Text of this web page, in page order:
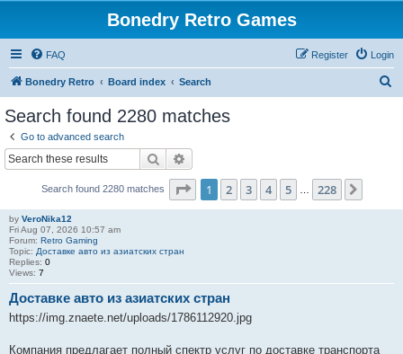
Bonedry Retro Games
FAQ Login
Register
Bonedry Retro Board index Search
Search found 2280 matches
Go to advanced search
Search
Search found 2280 matches Page 1of 228
1 2 3 4 5 228
by VeroNika12
Fri Aug 07, 2026 10:57 am
Forum: Retro Gaming
Topic: Доставке авто из азиатских стран
Replies: 0
Views: 7
Доставке авто из азиатских стран
https://img.znaete.net/uploads/1786112920.jpg
Компания предлагает полный спектр услуг по доставке транспорта